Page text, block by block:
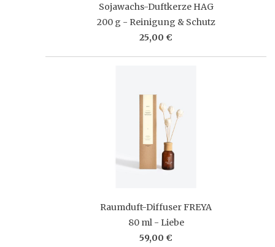
Sojawachs-Duftkerze HAG
200 g - Reinigung & Schutz
25,00 €
Raumduft-Diffuser FREYA
80 ml - Liebe
59,00 €